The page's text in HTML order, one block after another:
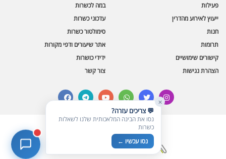
פעילות
ייעוץ לאירוע מהדרין
במה לכשרות
עדכוני כשרות
חנות
תרומות
קישורים שימושיים
הצהרת נגישות
סימולטור כשרות
אתר שיעורים ודפי מקורות
ידידי כושרות
צור קשר
facebooktelegramyoutubewhatsapptwitter
instagram
© כל הזכויות שמורות לכושרות
מספר כושרות ומאמרי האתר
🔀 תערובות כלים ומאכלים
✕
💬 צריכים עזרה?
נסו את הבינה המלאכותית שלנו לשאלות
כשרות
נסו עכשיו ←